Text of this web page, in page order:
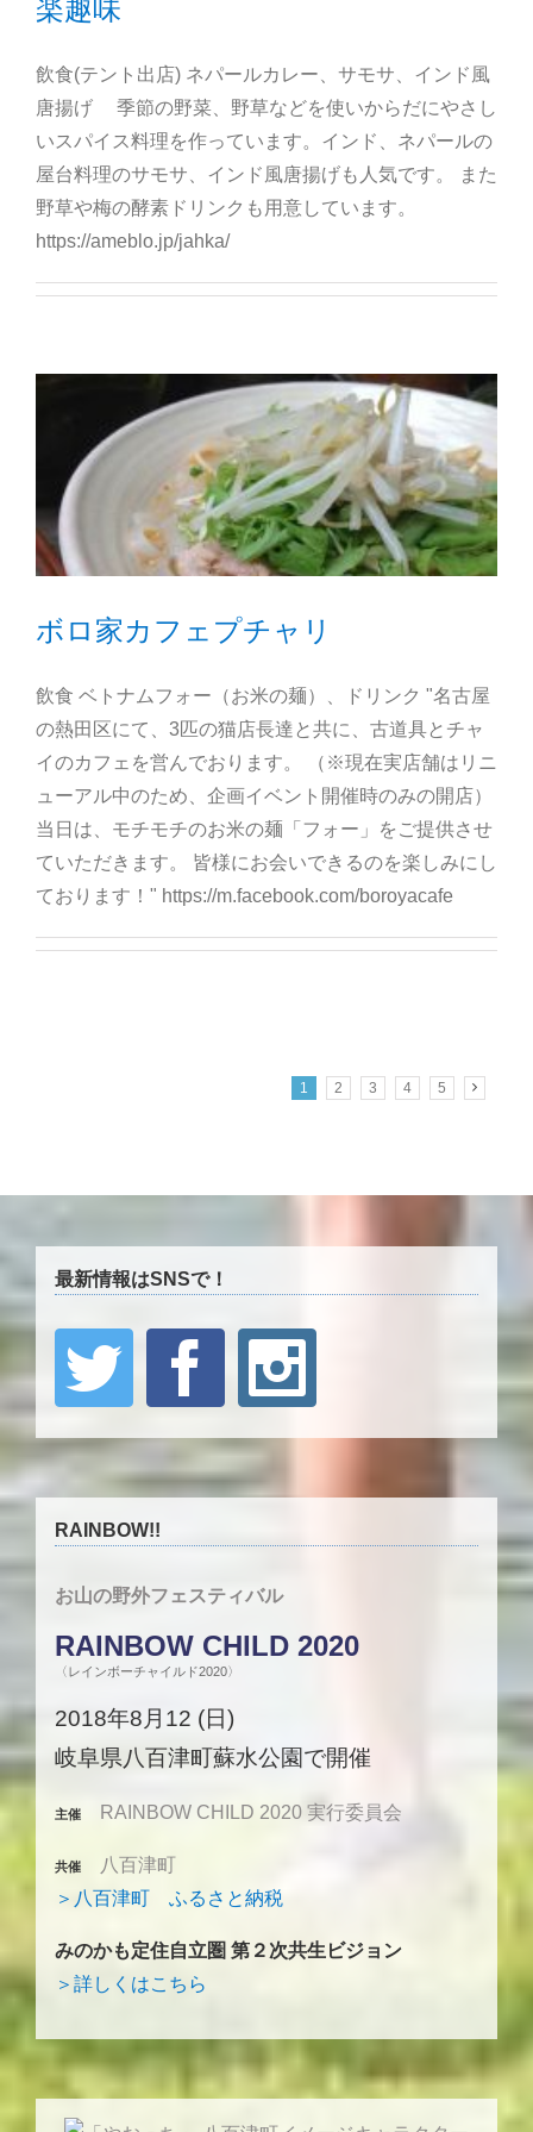
楽趣味
飲食(テント出店) ネパールカレー、サモサ、インド風
唐揚げ 季節の野菜、野草などを使いからだにやさし
いスパイス料理を作っています。インド、ネパールの
屋台料理のサモサ、インド風唐揚げも人気です。 また
野草や梅の酵素ドリンクも用意しています。
https://ameblo.jp/jahka/
ボロ家カフェプチャリ
飲食 ベトナムフォー（お米の麺）、ドリンク "名古屋
の熱田区にて、3匹の猫店長達と共に、古道具とチャ
イのカフェを営んでおります。 （※現在実店舗はリニ
ューアル中のため、企画イベント開催時のみの開店）
当日は、モチモチのお米の麺「フォー」をご提供させ
ていただきます。 皆様にお会いできるのを楽しみにし
ております！" https://m.facebook.com/boroyacafe
1 2 3 4 5
最新情報はSNSで！
RAINBOW!!
お山の野外フェスティバル
RAINBOW CHILD 2020
〈レインボーチャイルド2020〉
2018年8月12 (日)
岐阜県八百津町蘇水公園で開催
主催 RAINBOW CHILD 2020 実行委員会
共催
八百津町
＞八百津町 ふるさと納税
みのかも定住自立圏 第２次共生ビジョン
＞詳しくはこちら